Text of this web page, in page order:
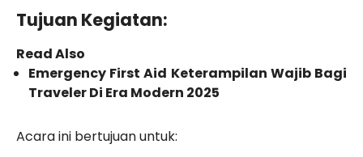
Tujuan Kegiatan:
Read Also
Emergency First Aid Keterampilan Wajib Bagi
Traveler Di Era Modern 2025
Acara ini bertujuan untuk: